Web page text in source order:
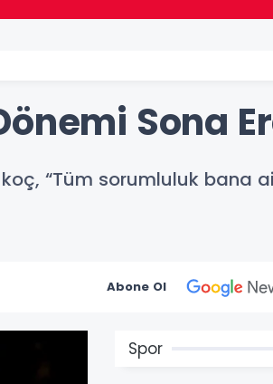
Sona
“Tüm sorumluluk bana
Abone Ol
Spor